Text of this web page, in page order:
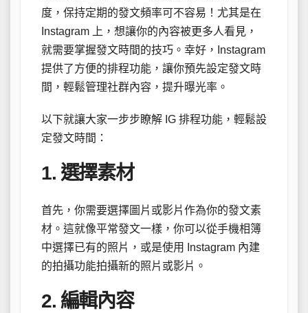
度，保持定期的發文頻率可不容易！尤其是在
Instagram 上，想讓你的內容被更多人看見，
就需要掌握發文時間的技巧。幸好，Instagram
提供了方便的排程功能，讓你預先設定發文時
間，輕鬆管理社群內容，提升曝光率。
以下就讓大家一步步瞭解 IG 排程功能，輕鬆設
定發文時間：
1. 選擇素材
首先，你需要選擇圖片或影片作為你的發文素
材。這就像平常發文一樣，你可以從手機相簿
中選擇已有的照片，或是使用 Instagram 內建
的拍攝功能拍攝新的照片或影片。
2. 編輯內容